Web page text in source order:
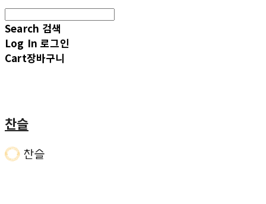
Search 검색
Log In 로그인
Cart장바구니
찬슬